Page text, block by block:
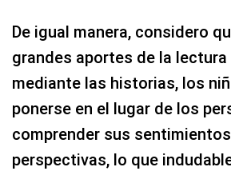
De igual manera, considero
grandes aportes de la lectura
mediante las historias, los
ponerse en el lugar de los
comprender sus
perspectivas, lo que